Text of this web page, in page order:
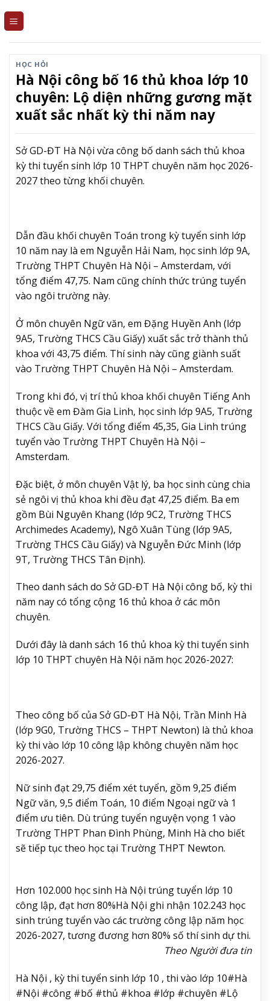
HỌC HỎI
Hà Nội công bố 16 thủ khoa lớp 10
chuyên: Lộ diện những gương mặt
xuất sắc nhất kỳ thi năm nay
Sở GD-ĐT Hà Nội vừa công bố danh sách thủ khoa
kỳ thi tuyển sinh lớp 10 THPT chuyên năm học 2026-
2027 theo từng khối chuyên.
Dẫn đầu khối chuyên Toán trong kỳ tuyển sinh lớp
10 năm nay là em Nguyễn Hải Nam, học sinh lớp 9A,
Trường THPT Chuyên Hà Nội – Amsterdam, với
tổng điểm 47,75. Nam cũng chính thức trúng tuyển
vào ngôi trường này.
Ở môn chuyên Ngữ văn, em Đặng Huyền Anh (lớp
9A5, Trường THCS Cầu Giấy) xuất sắc trở thành thủ
khoa với 43,75 điểm. Thí sinh này cũng giành suất
vào Trường THPT Chuyên Hà Nội – Amsterdam.
Trong khi đó, vị trí thủ khoa khối chuyên Tiếng Anh
thuộc về em Đàm Gia Linh, học sinh lớp 9A5, Trường
THCS Cầu Giấy. Với tổng điểm 45,35, Gia Linh trúng
tuyển vào Trường THPT Chuyên Hà Nội –
Amsterdam.
Đặc biệt, ở môn chuyên Vật lý, ba học sinh cùng chia
sẻ ngôi vị thủ khoa khi đều đạt 47,25 điểm. Ba em
gồm Bùi Nguyên Khang (lớp 9C2, Trường THCS
Archimedes Academy), Ngô Xuân Tùng (lớp 9A5,
Trường THCS Cầu Giấy) và Nguyễn Đức Minh (lớp
9T, Trường THCS Tân Định).
Theo danh sách do Sở GD-ĐT Hà Nội công bố, kỳ thi
năm nay có tổng cộng 16 thủ khoa ở các môn
chuyên.
Dưới đây là danh sách 16 thủ khoa kỳ thi tuyển sinh
lớp 10 THPT chuyên Hà Nội năm học 2026-2027:
Theo công bố của Sở GD-ĐT Hà Nội, Trần Minh Hà
(lớp 9G0, Trường THCS – THPT Newton) là thủ khoa
kỳ thi vào lớp 10 công lập không chuyên năm học
2026-2027.
Nữ sinh đạt 29,75 điểm xét tuyển, gồm 9,25 điểm
Ngữ văn, 9,5 điểm Toán, 10 điểm Ngoại ngữ và 1
điểm ưu tiên. Dù trúng tuyển nguyện vọng 1 vào
Trường THPT Phan Đình Phùng, Minh Hà cho biết
sẽ tiếp tục theo học tại Trường THPT Newton.
Hơn 102.000 học sinh Hà Nội trúng tuyển lớp 10
công lập, đạt hơn 80%Hà Nội ghi nhận 102.243 học
sinh trúng tuyển vào các trường công lập năm học
2026-2027, tương đương hơn 80% số thí sinh dự thi.
Theo Người đưa tin
Hà Nội , kỳ thi tuyển sinh lớp 10 , thi vào lớp 10#Hà
#Nội #công #bố #thủ #khoa #lớp #chuyên #Lộ